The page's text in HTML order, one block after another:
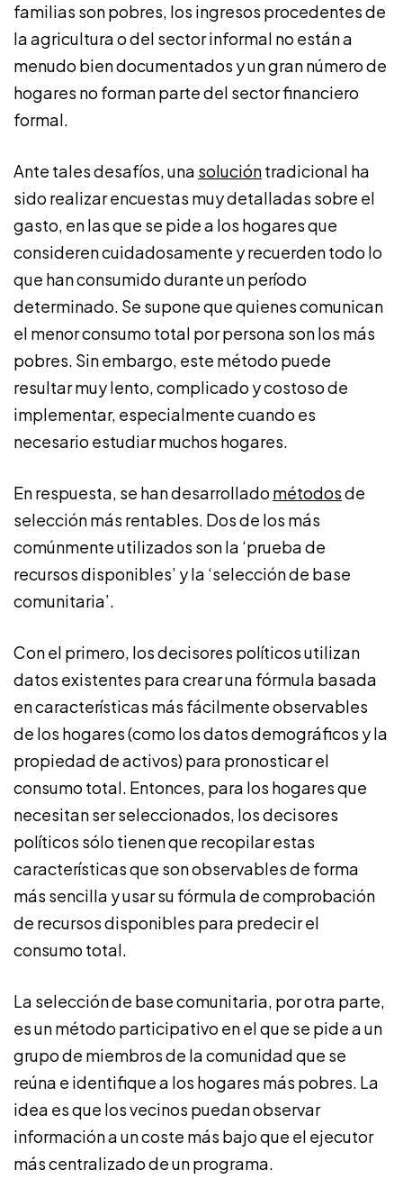
familias son pobres, los ingresos procedentes de
la agricultura o del sector informal no están a
menudo bien documentados y un gran número de
hogares no forman parte del sector financiero
formal.
Ante tales desafíos, una solucióntradicional ha
sido realizar encuestas muy detalladas sobre el
gasto, en las que se pide a los hogares que
consideren cuidadosamente y recuerden todo lo
que han consumido durante un período
determinado. Se supone que quienes comunican
el menor consumo total por persona son los más
pobres. Sin embargo, este método puede
resultar muy lento, complicado y costoso de
implementar, especialmente cuando es
necesario estudiar muchos hogares.
En respuesta, se han desarrollado métodosde
selección más rentables. Dos de los más
comúnmente utilizados son la ‘prueba de
recursos disponibles’ y la ‘selección de base
comunitaria’.
Con el primero, los decisores políticos utilizan
datos existentes para crear una fórmula basada
en características más fácilmente observables
de los hogares (como los datos demográficos y la
propiedad de activos) para pronosticar el
consumo total. Entonces, para los hogares que
necesitan ser seleccionados, los decisores
políticos sólo tienen que recopilar estas
características que son observables de forma
más sencilla y usar su fórmula de comprobación
de recursos disponibles para predecir el
consumo total.
La selección de base comunitaria, por otra parte,
es un método participativo en el que se pide a un
grupo de miembros de la comunidad que se
reúna e identifique a los hogares más pobres. La
idea es que los vecinos puedan observar
información a un coste más bajo que el ejecutor
más centralizado de un programa.